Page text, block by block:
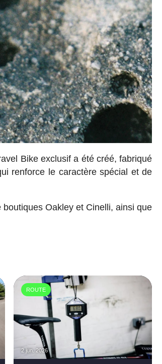
Bike exclusif a été créé, fabriqué
renforce le caractère spécial et de
Oakley et Cinelli, ainsi que
ROUTE
2 jun. 2026